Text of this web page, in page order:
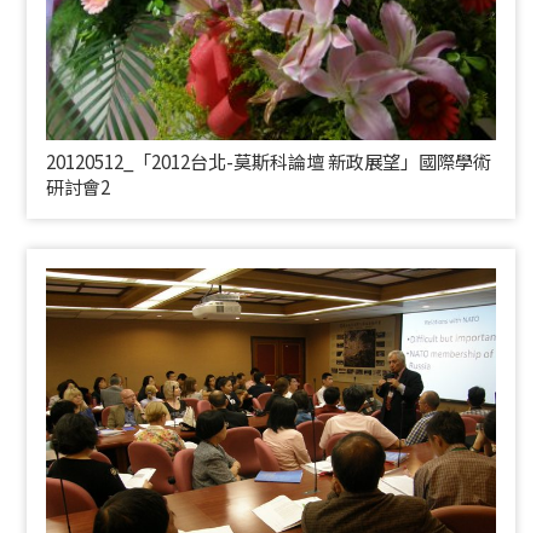
20120512_「2012台北-莫斯科論壇 新政展望」國際學術
研討會2